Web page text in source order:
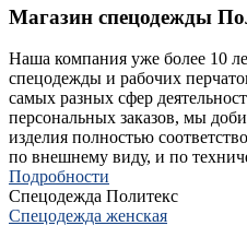
Магазин спецодежды
Наша компания уже более 10
спецодежды и рабочих
самых разных сфер
персональных заказов, мы
изделия полностью
по внешнему виду, и по
Подробности
Спецодежда Политекс
Спецодежда женская